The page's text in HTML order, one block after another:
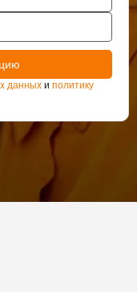
данных и политику